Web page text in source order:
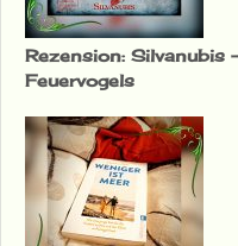
Rezension: Silvanubis
Feuervogels